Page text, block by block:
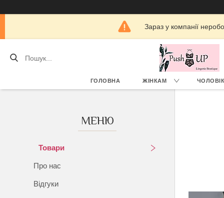
Зараз у компанії
ГОЛОВНА ЖІНКАМ
Товари
Про нас
Відгуки